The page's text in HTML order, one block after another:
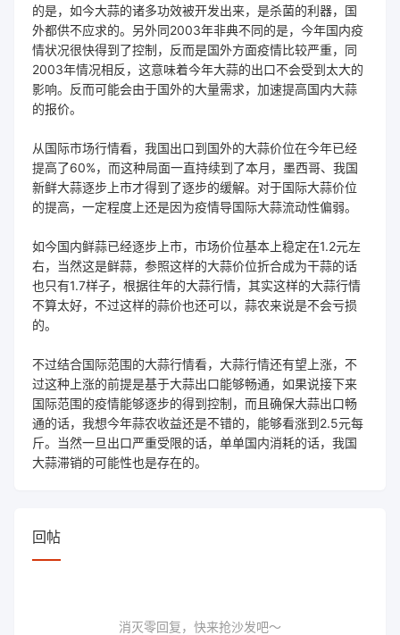
的是，如今大蒜的诸多功效被开发出来，是杀菌的利器，国
外都供不应求的。另外同2003年非典不同的是，今年国内疫
情状况很快得到了控制，反而是国外方面疫情比较严重，同
2003年情况相反，这意味着今年大蒜的出口不会受到太大的
影响。反而可能会由于国外的大量需求，加速提高国内大蒜
的报价。
从国际市场行情看，我国出口到国外的大蒜价位在今年已经
提高了60%，而这种局面一直持续到了本月，墨西哥、我国
新鲜大蒜逐步上市才得到了逐步的缓解。对于国际大蒜价位
的提高，一定程度上还是因为疫情导国际大蒜流动性偏弱。
如今国内鲜蒜已经逐步上市，市场价位基本上稳定在1.2元左
右，当然这是鲜蒜，参照这样的大蒜价位折合成为干蒜的话
也只有1.7样子，根据往年的大蒜行情，其实这样的大蒜行情
不算太好，不过这样的蒜价也还可以，蒜农来说是不会亏损
的。
不过结合国际范围的大蒜行情看，大蒜行情还有望上涨，不
过这种上涨的前提是基于大蒜出口能够畅通，如果说接下来
国际范围的疫情能够逐步的得到控制，而且确保大蒜出口畅
通的话，我想今年蒜农收益还是不错的，能够看涨到2.5元每
斤。当然一旦出口严重受限的话，单单国内消耗的话，我国
大蒜滞销的可能性也是存在的。
回帖
消灭零回复，快来抢沙发吧～